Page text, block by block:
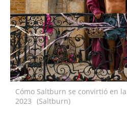
Cómo Saltburn se convirtió en
2023 (Saltburn)